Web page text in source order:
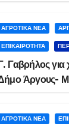
ΑΓΡΟΤΙΚΑ ΝΕΑ
ΕΠΙΚΑΙΡΟΤΗΤΑ
Γαβρήλος
Άργους-
ΑΓΡΟΤΙΚΑ ΝΕΑ